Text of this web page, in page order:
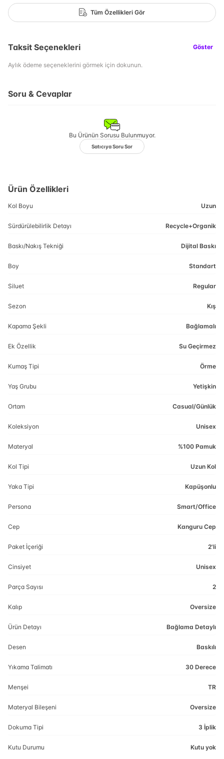
Tüm Özellikleri Gör
Taksit Seçenekleri Göster
Aylık ödeme seçeneklerini görmek için dokunun.
Soru & Cevaplar
Bu Ürünün Sorusu Bulunmuyor.
Satıcıya Soru Sor
Ürün Özellikleri
Kol Boyu Uzun
Sürdürülebilirlik Detayı Recycle+Organik
Baskı/Nakış Tekniği Dijital Baskı
Boy Standart
Siluet Regular
Sezon Kış
Kapama Şekli Bağlamalı
Ek Özellik Su Geçirmez
Kumaş Tipi Örme
Yaş Grubu Yetişkin
Ortam Casual/Günlük
Koleksiyon Unisex
Materyal %100 Pamuk
Kol Tipi Uzun Kol
Yaka Tipi Kapüşonlu
Persona Smart/Office
Cep Kanguru Cep
Paket İçeriği 2'li
Cinsiyet Unisex
Parça Sayısı 2
Kalıp Oversize
Ürün Detayı Bağlama Detaylı
Desen Baskılı
Yıkama Talimatı 30 Derece
Menşei TR
Materyal Bileşeni Oversize
Dokuma Tipi 3 İplik
Kutu Durumu Kutu yok